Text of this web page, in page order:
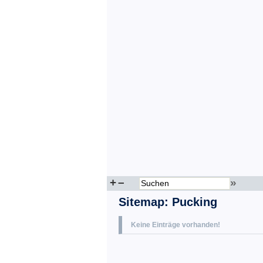
+– »
Sitemap: Pucking
Keine Einträge vorhanden!